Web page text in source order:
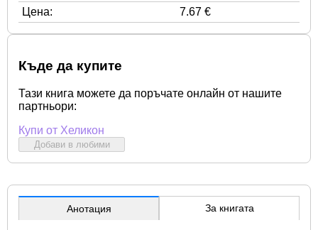
Цена:
7.67 €
Къде да купите
Тази книга можете да поръчате онлайн от нашите
партньори:
Купи от Хеликон
Добави в любими
Анотация За книгата